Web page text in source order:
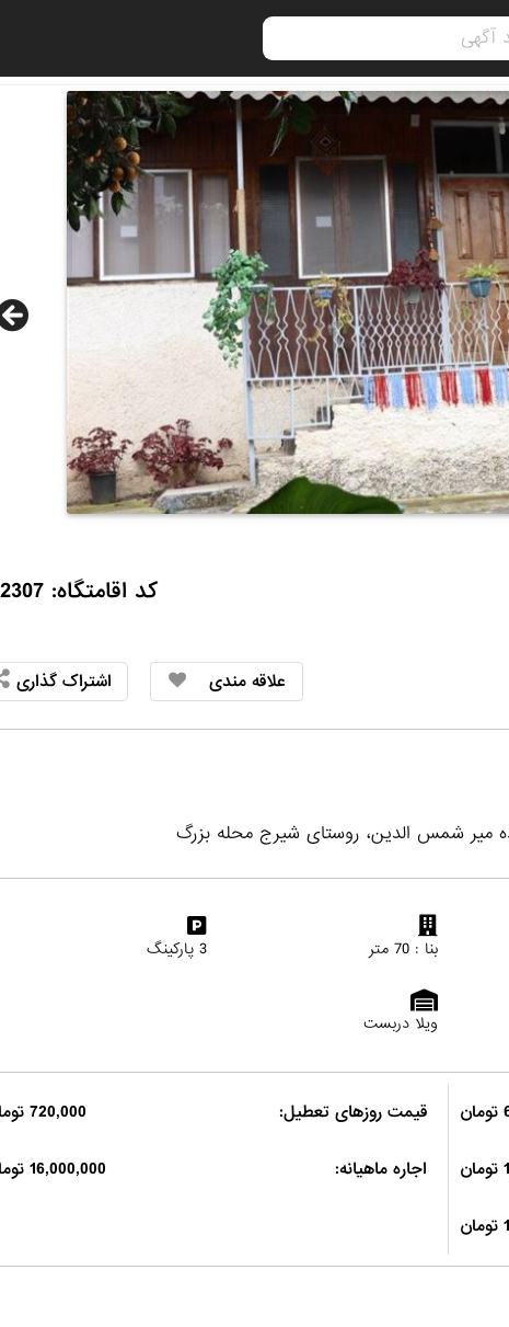
کد اقامتگاه: 102307
علاقه مندی اشتراک گذاری
میر شمس الدین، روستای شیرج محله بزرگ
بنا : 70 متر 3 پارکینگ
ویلا دربست
قیمت روزهای تعطیل: 720,000 تومان
اجاره ماهیانه: 16,000,000 تومان